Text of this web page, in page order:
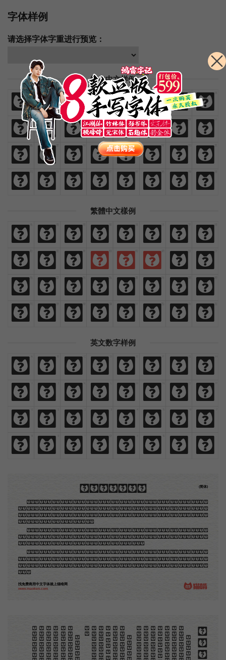
字体样例
请选择字体字重进行预览：
简体中文样例
免
免 费
费 商
商 业
业 汉
汉 语
语 字
字 体
体
欢
欢 迎
迎 来 猫 啃
啃 网 设 计
热 爱 与 执
执 着
着 时 间 里
闪 烁 灿
灿 烂
烂 鲜 艳 绚
绚 丽
丽
繁體中文樣例
免 費 商 業 漢 語 字 體
歡 迎 來 貓 啃 網 設 計
熱 愛 與
與 執
執 著 時 間
間 裡
裡
閃 爍 燦
燦 爛
爛 鮮 豔 絢
絢 麗
麗
英文数字样例
A B C D E F G H
I J K L M N O P
0 1 2 3 4 5 6 7
8 9 ! @ # $ , .
木刻创作法·序
地不问东西，凡木刻的图版，向来是画管画，刻管刻，印管印的。中国用得最早，而照例也久经衰
退；清光绪中，英人傅兰雅氏编印《格致汇编》，插图就已非中国刻工所能刻，精细的必需由英国运了
图版来。那就是所谓「木口木刻」，也即「复制木刻」，和用在编给印度人读的英文书，后来也就移给
中国人读的英文书上的插画，是同类的。
那时我还是一个儿童，见了这些图，便震惊于它的精工活泼，当作宝贝看。到近几年，才知道西洋
还有一种由画家一手造成的版画，也就是原画，倘用木版，便叫作「创作木刻」，是艺术家直接的创作
品，毫不假手于刻者和印者的。现在我们所要绍介的，便是这一种。
但是至今没有一本讲说木刻的书，这才是第一本。虽然稍简略，却已经给了读者一个大意。由此发
展下去，路是广大得很。题材会丰富起来的，技艺也会精炼起来的，采取新法，加以中国旧日之所长，
还有开出一条新的路径来的希望。那时作者各将自己的本领和心得，贡献出来，中国的木刻界就会发生
光焰。
(简体)
找免费商用中文字体就上猫啃网
www.maoken.com
。